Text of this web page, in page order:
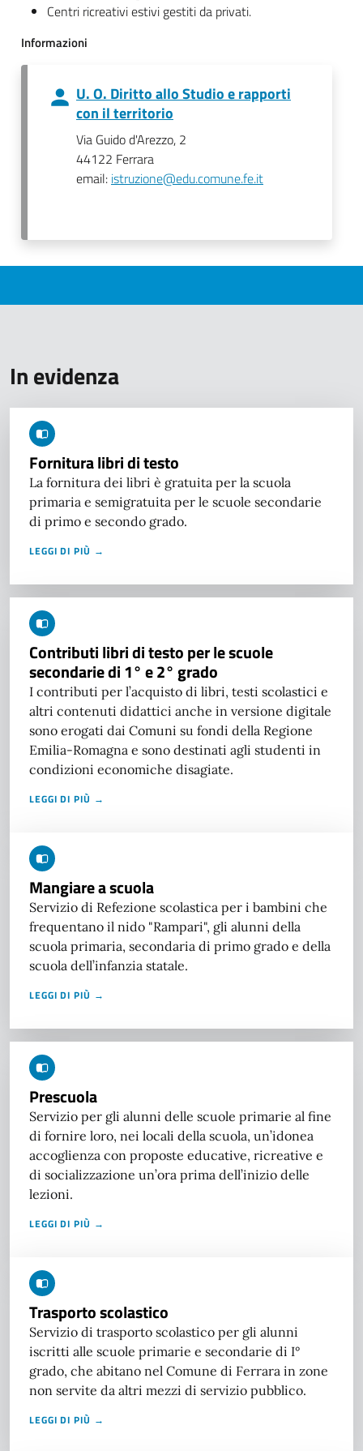
Centri ricreativi estivi gestiti da privati.
Informazioni
U. O. Diritto allo Studio e rapporti
con il territorio
Via Guido d'Arezzo, 2
44122 Ferrara
email: istruzione@edu.comune.fe.it
In evidenza
Fornitura libri di testo
La fornitura dei libri è gratuita per la scuola
primaria e semigratuita per le scuole secondarie
di primo e secondo grado.
LEGGI DI PIÙ →
Contributi libri di testo per le scuole
secondarie di 1° e 2° grado
I contributi per l’acquisto di libri, testi scolastici e
altri contenuti didattici anche in versione digitale
sono erogati dai Comuni su fondi della Regione
Emilia-Romagna e sono destinati agli studenti in
condizioni economiche disagiate.
LEGGI DI PIÙ →
Mangiare a scuola
Servizio di Refezione scolastica per i bambini che
frequentano il nido "Rampari", gli alunni della
scuola primaria, secondaria di primo grado e della
scuola dell’infanzia statale.
LEGGI DI PIÙ →
Prescuola
Servizio per gli alunni delle scuole primarie al fine
di fornire loro, nei locali della scuola, un’idonea
accoglienza con proposte educative, ricreative e
di socializzazione un’ora prima dell’inizio delle
lezioni.
LEGGI DI PIÙ →
Trasporto scolastico
Servizio di trasporto scolastico per gli alunni
iscritti alle scuole primarie e secondarie di I°
grado, che abitano nel Comune di Ferrara in zone
non servite da altri mezzi di servizio pubblico.
LEGGI DI PIÙ →